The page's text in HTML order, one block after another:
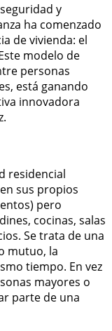
y
ha comenzado
de vivienda: el
modelo de
personas
está ganando
innovadora
residencial
sus propios
pero
cocinas, salas
Se trata de una
mutuo, la
tiempo. En vez
mayores o
parte de una